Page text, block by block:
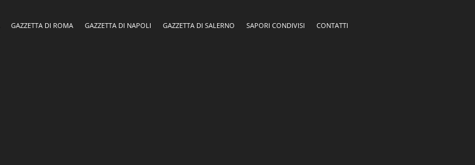
GAZZETTA DI ROMA GAZZETTA DI NAPOLI GAZZETTA DI SALERNO SAPORI CONDIVISI
CONTATTI